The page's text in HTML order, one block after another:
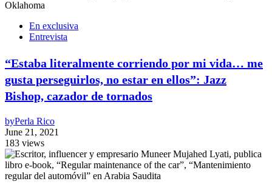
En exclusiva
Entrevista
“Estaba literalmente corriendo por mi vida… me
gusta perseguirlos, no estar en ellos”: Jazz
Bishop, cazador de tornados
byPerla Rico
June 21, 2021
183 views